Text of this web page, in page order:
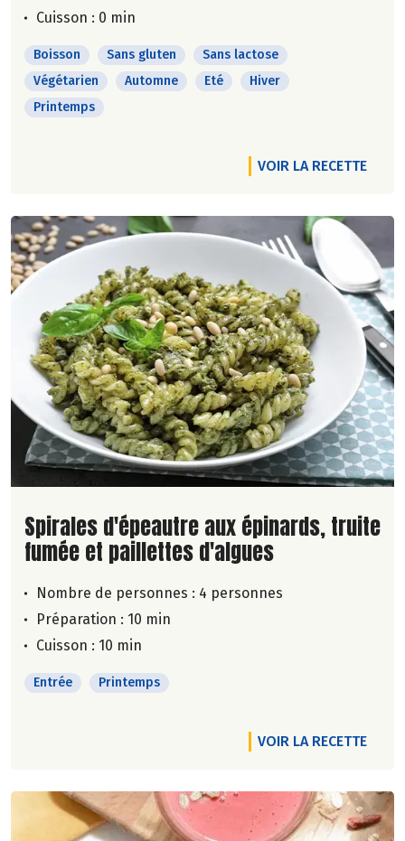
Cuisson : 0 min
Boisson Sans gluten
Sans lactose
Végétarien
Automne Eté
Hiver
Printemps
VOIR LA RECETTE
Lire la suite de la recette
Spirales d'épeautre aux épinards, truite
fumée et paillettes d'algues
Nombre de personnes : 4 personnes
Préparation : 10 min
Cuisson : 10 min
Entrée Printemps
VOIR LA RECETTE